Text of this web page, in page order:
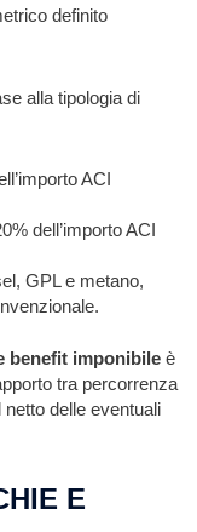
definito
alla tipologia di
ACI
dell’importo ACI
GPL e metano,
benefit imponibile è
tra percorrenza
delle eventuali
E